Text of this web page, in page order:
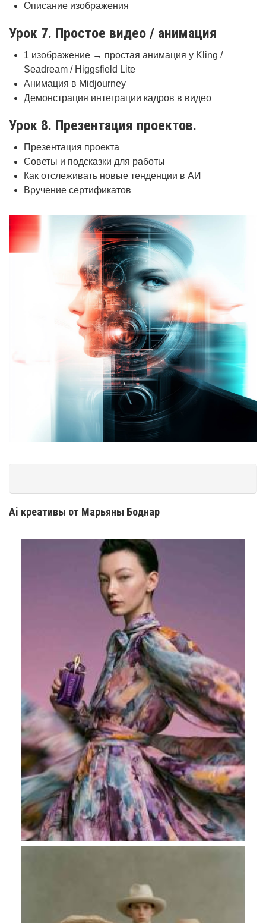
Описание изображения
Урок 7. Простое видео / анимация
1 изображение → простая анимация у Kling /
Seadream / Higgsfield Lite
Анимация в Midjourney
Демонстрация интеграции кадров в видео
Урок 8. Презентация проектов.
Презентация проекта
Советы и подсказки для работы
Как отслеживать новые тенденции в АИ
Вручение сертификатов
Ai креативы от Марьяны Боднар